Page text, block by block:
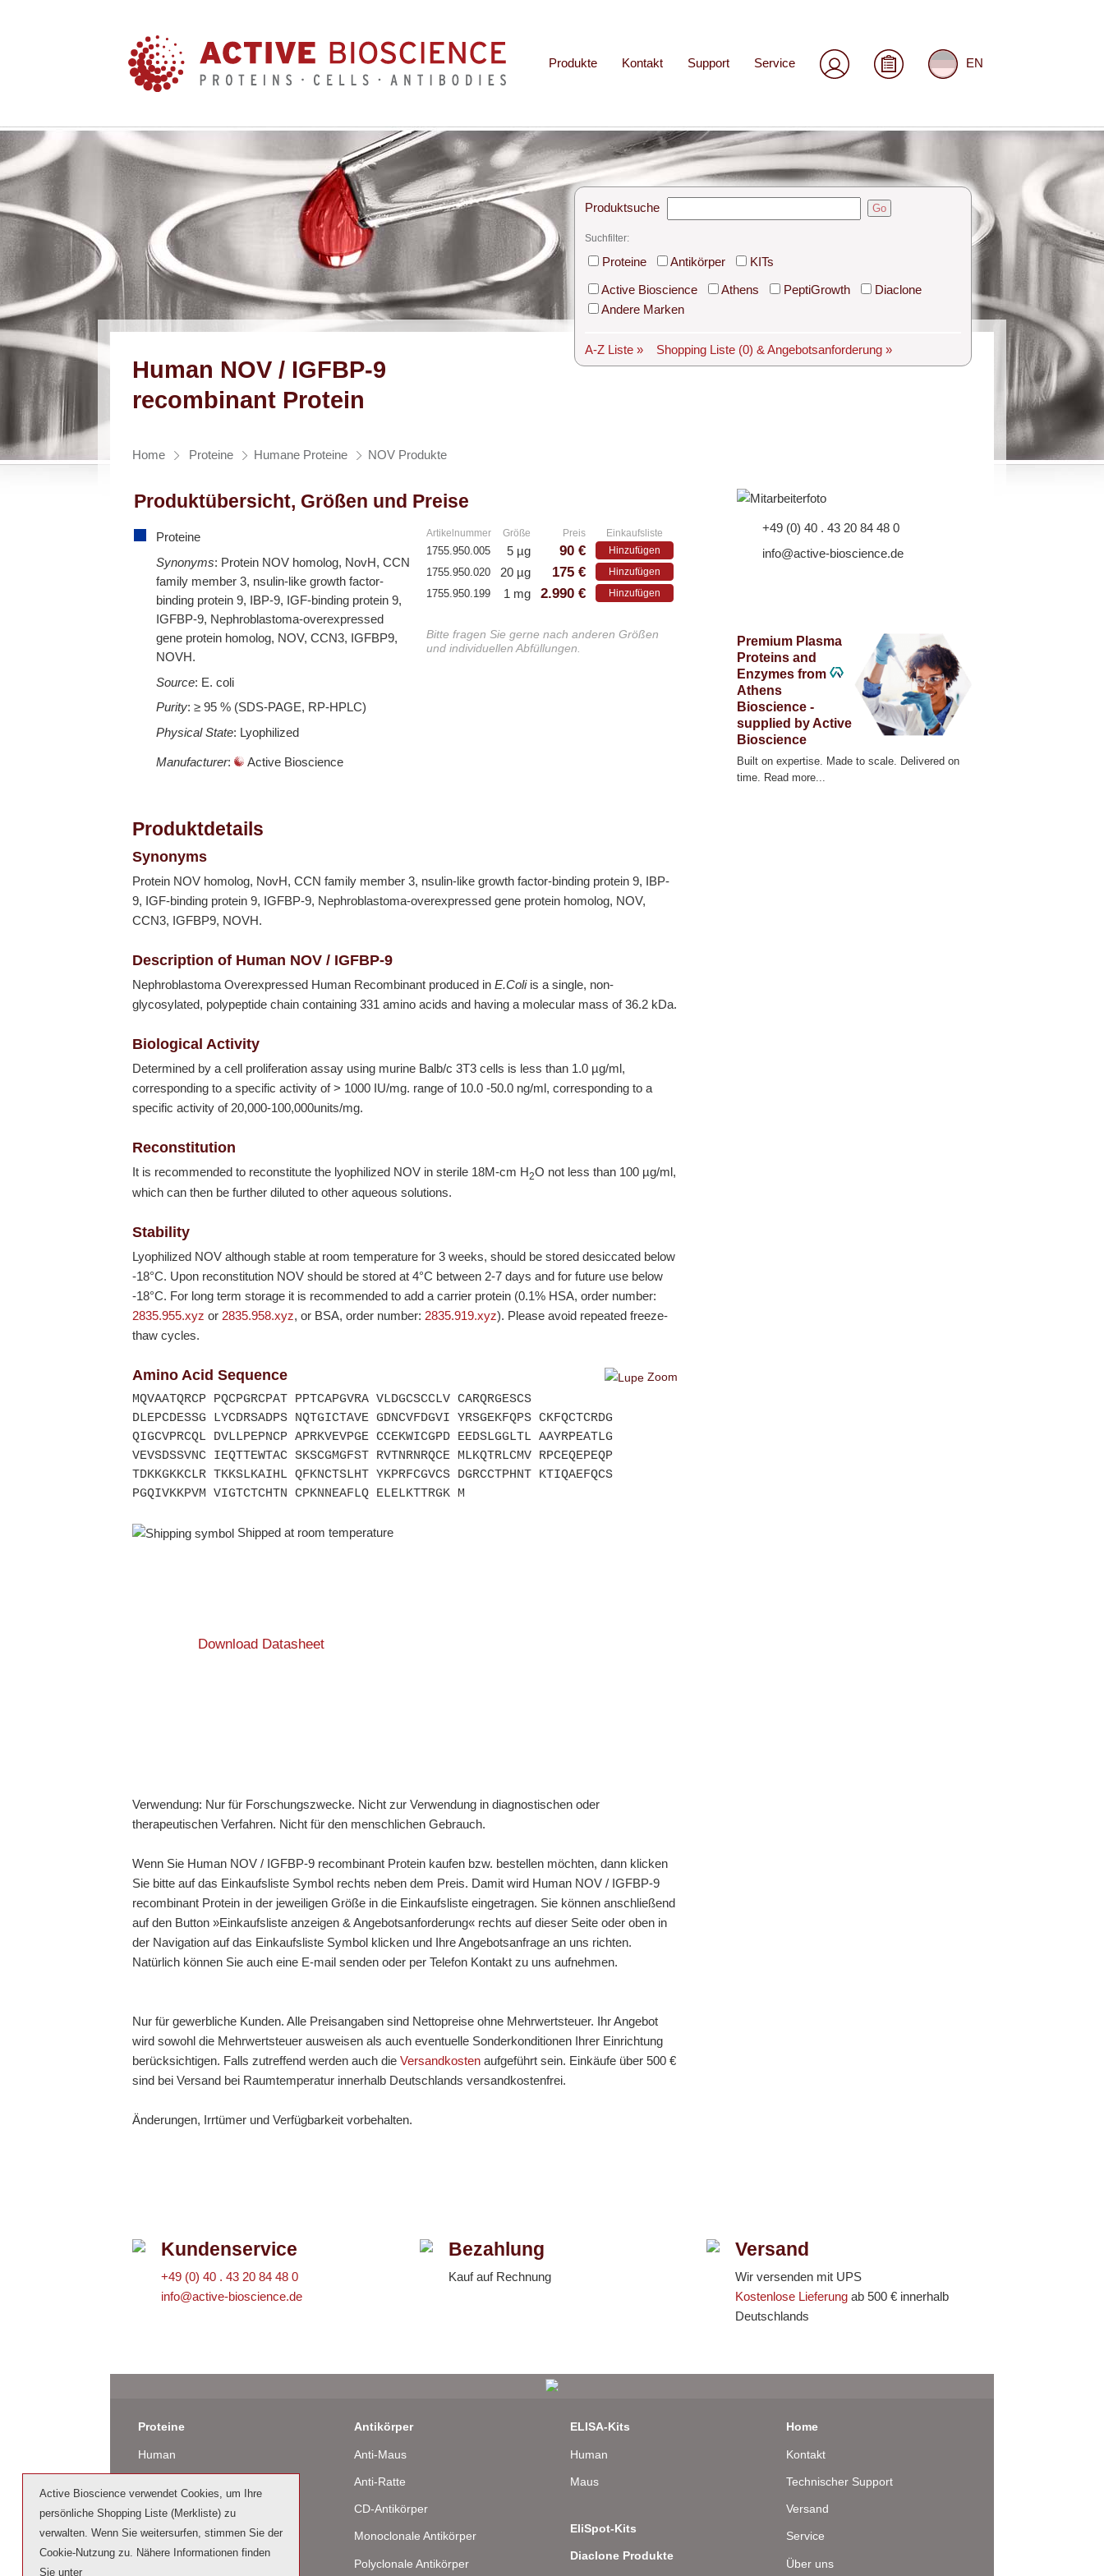
Produkte Kontakt Support Service EN
Human NOV / IGFBP-9
recombinant Protein
Produktsuche Go
Suchfilter:
Proteine Antikörper
KITs
Active Bioscience
Athens PeptiGrowth
Diaclone
Andere Marken
A-Z Liste » Shopping Liste (0) & Angebotsanforderung »
Home Proteine Humane Proteine NOV Produkte
+49 (0) 40 . 43 20 84 48 0
info@active-bioscience.de
Premium Plasma
Proteins and
Enzymes from
Athens
Bioscience -
supplied by Active
Bioscience
Built on expertise. Made to scale. Delivered on
time. Read more...
Produktübersicht, Größen und Preise
Proteine
Synonyms: Protein NOV homolog, NovH, CCN
family member 3, nsulin-like growth factor-
binding protein 9, IBP-9, IGF-binding protein 9,
IGFBP-9, Nephroblastoma-overexpressed
gene protein homolog, NOV, CCN3, IGFBP9,
NOVH.
Source: E. coli
Purity: ≥ 95 % (SDS-PAGE, RP-HPLC)
Physical State: Lyophilized
Manufacturer: Active Bioscience
Artikelnummer Größe Preis Einkaufsliste
1755.950.005 5 µg 90 € Hinzufügen
1755.950.020 20 µg 175 € Hinzufügen
1755.950.199 1 mg 2.990 € Hinzufügen
Bitte fragen Sie gerne nach anderen Größen
und individuellen Abfüllungen.
Produktdetails
Synonyms
Protein NOV homolog, NovH, CCN family member 3, nsulin-like growth factor-binding protein 9, IBP-
9, IGF-binding protein 9, IGFBP-9, Nephroblastoma-overexpressed gene protein homolog, NOV,
CCN3, IGFBP9, NOVH.
Description of Human NOV / IGFBP-9
Nephroblastoma Overexpressed Human Recombinant produced inE.Coliis a single, non-
glycosylated, polypeptide chain containing 331 amino acids and having a molecular mass of 36.2 kDa.
Biological Activity
Determined by a cell proliferation assay using murine Balb/c 3T3 cells is less than 1.0 µg/ml,
corresponding to a specific activity of > 1000 IU/mg. range of 10.0 -50.0 ng/ml, corresponding to a
specific activity of 20,000-100,000units/mg.
Reconstitution
It is recommended to reconstitute the lyophilized NOV in sterile 18M-cm H2O not less than 100 µg/ml,
which can then be further diluted to other aqueous solutions.
Stability
Lyophilized NOV although stable at room temperature for 3 weeks, should be stored desiccated below
-18°C. Upon reconstitution NOV should be stored at 4°C between 2-7 days and for future use below
-18°C. For long term storage it is recommended to add a carrier protein (0.1% HSA, order number:
2835.955.xyz or 2835.958.xyz, or BSA, order number: 2835.919.xyz). Please avoid repeated freeze-
thaw cycles.
Zoom
Amino Acid Sequence
MQVAATQRCP PQCPGRCPAT PPTCAPGVRA VLDGCSCCLV CARQRGESCS
DLEPCDESSG LYCDRSADPS NQTGICTAVE GDNCVFDGVI YRSGEKFQPS CKFQCTCRDG
QIGCVPRCQL DVLLPEPNCP APRKVEVPGE CCEKWICGPD EEDSLGGLTL AAYRPEATLG
VEVSDSSVNC IEQTTEWTAC SKSCGMGFST RVTNRNRQCE MLKQTRLCMV RPCEQEPEQP
TDKKGKKCLR TKKSLKAIHL QFKNCTSLHT YKPRFCGVCS DGRCCTPHNT KTIQAEFQCS
PGQIVKKPVM VIGTCTCHTN CPKNNEAFLQ ELELKTTRGK M
Shipped at room temperature
Download Datasheet
Verwendung: Nur für Forschungszwecke. Nicht zur Verwendung in diagnostischen oder
therapeutischen Verfahren. Nicht für den menschlichen Gebrauch.
Wenn Sie Human NOV / IGFBP-9 recombinant Protein kaufen bzw. bestellen möchten, dann klicken
Sie bitte auf das Einkaufsliste Symbol rechts neben dem Preis. Damit wird Human NOV / IGFBP-9
recombinant Protein in der jeweiligen Größe in die Einkaufsliste eingetragen. Sie können anschließend
auf den Button »Einkaufsliste anzeigen & Angebotsanforderung« rechts auf dieser Seite oder oben in
der Navigation auf das Einkaufsliste Symbol klicken und Ihre Angebotsanfrage an uns richten.
Natürlich können Sie auch eine E-mail senden oder per Telefon Kontakt zu uns aufnehmen.
Nur für gewerbliche Kunden. Alle Preisangaben sind Nettopreise ohne Mehrwertsteuer. Ihr Angebot
wird sowohl die Mehrwertsteuer ausweisen als auch eventuelle Sonderkonditionen Ihrer Einrichtung
berücksichtigen. Falls zutreffend werden auch dieVersandkosten aufgeführt sein. Einkäufe über 500 €
sind bei Versand bei Raumtemperatur innerhalb Deutschlands versandkostenfrei.
Änderungen, Irrtümer und Verfügbarkeit vorbehalten.
Kundenservice
+49 (0) 40 . 43 20 84 48 0
info@active-bioscience.de
Bezahlung
Kauf auf Rechnung
Versand
Wir versenden mit UPS
Kostenlose Lieferung ab 500 € innerhalb
Deutschlands
Proteine
Human
Ratte
Rind / Schaf
Antikörper
Anti-Maus
Anti-Ratte
CD-Antikörper
Monoclonale Antikörper
Polyclonale Antikörper
ELISA-Kits
Human
Maus
EliSpot-Kits
Diaclone Produkte
Home
Kontakt
Technischer Support
Versand
Service
Über uns
Active Bioscience verwendet Cookies, um Ihre
persönliche Shopping Liste (Merkliste) zu
verwalten. Wenn Sie weitersurfen, stimmen Sie der
Cookie-Nutzung zu. Nähere Informationen finden
Sie unter